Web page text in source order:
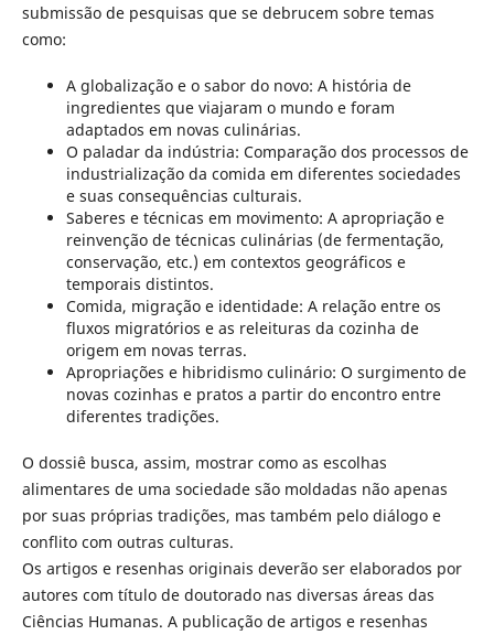
submissão de pesquisas que se debrucem sobre temas
como:
A globalização e o sabor do novo: A história de
ingredientes que viajaram o mundo e foram
adaptados em novas culinárias.
O paladar da indústria: Comparação dos processos de
industrialização da comida em diferentes sociedades
e suas consequências culturais.
Saberes e técnicas em movimento: A apropriação e
reinvenção de técnicas culinárias (de fermentação,
conservação, etc.) em contextos geográficos e
temporais distintos.
Comida, migração e identidade: A relação entre os
fluxos migratórios e as releituras da cozinha de
origem em novas terras.
Apropriações e hibridismo culinário: O surgimento de
novas cozinhas e pratos a partir do encontro entre
diferentes tradições.
O dossiê busca, assim, mostrar como as escolhas
alimentares de uma sociedade são moldadas não apenas
por suas próprias tradições, mas também pelo diálogo e
conflito com outras culturas.
Os artigos e resenhas originais deverão ser elaborados por
autores com título de doutorado nas diversas áreas das
Ciências Humanas. A publicação de artigos e resenhas